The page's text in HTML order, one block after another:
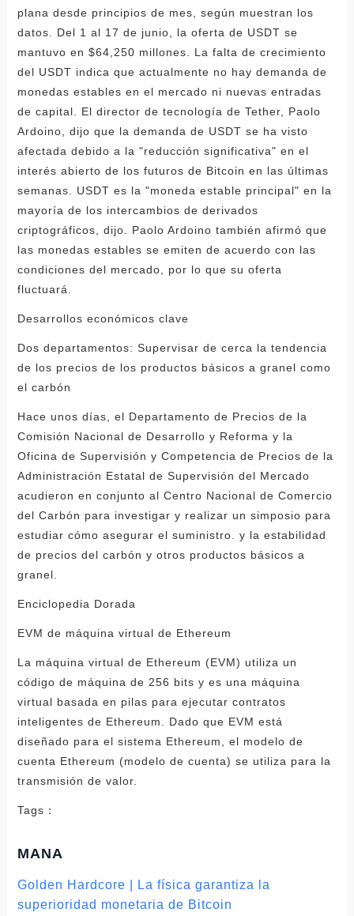
plana desde principios de mes, según muestran los
datos. Del 1 al 17 de junio, la oferta de USDT se
mantuvo en $64,250 millones. La falta de crecimiento
del USDT indica que actualmente no hay demanda de
monedas estables en el mercado ni nuevas entradas
de capital. El director de tecnología de Tether, Paolo
Ardoino, dijo que la demanda de USDT se ha visto
afectada debido a la "reducción significativa" en el
interés abierto de los futuros de Bitcoin en las últimas
semanas. USDT es la "moneda estable principal" en la
mayoría de los intercambios de derivados
criptográficos, dijo. Paolo Ardoino también afirmó que
las monedas estables se emiten de acuerdo con las
condiciones del mercado, por lo que su oferta
fluctuará.
Desarrollos económicos clave
Dos departamentos: Supervisar de cerca la tendencia
de los precios de los productos básicos a granel como
el carbón
Hace unos días, el Departamento de Precios de la
Comisión Nacional de Desarrollo y Reforma y la
Oficina de Supervisión y Competencia de Precios de la
Administración Estatal de Supervisión del Mercado
acudieron en conjunto al Centro Nacional de Comercio
del Carbón para investigar y realizar un simposio para
estudiar cómo asegurar el suministro. y la estabilidad
de precios del carbón y otros productos básicos a
granel.
Enciclopedia Dorada
EVM de máquina virtual de Ethereum
La máquina virtual de Ethereum (EVM) utiliza un
código de máquina de 256 bits y es una máquina
virtual basada en pilas para ejecutar contratos
inteligentes de Ethereum. Dado que EVM está
diseñado para el sistema Ethereum, el modelo de
cuenta Ethereum (modelo de cuenta) se utiliza para la
transmisión de valor.
Tags：
MANA
Golden Hardcore | La física garantiza la
superioridad monetaria de Bitcoin